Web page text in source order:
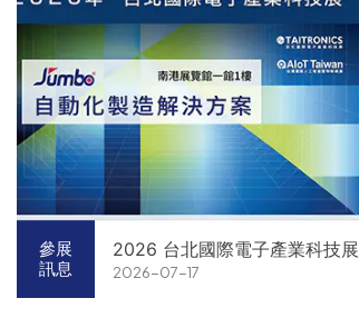
參展
訊息
2026 台北國際電子產業科技展
2026-07-17